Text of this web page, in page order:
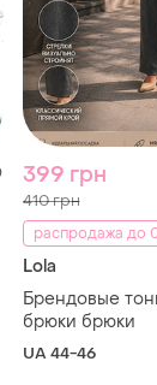
399 грн
410 грн
распродажа до
Lola
Брендовые
брюки брюки
UA 44-46